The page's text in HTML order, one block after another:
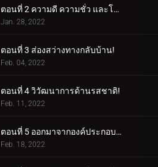
ตอนที่ 2 ความดี ความชั่ว และโชคดี!
Jan. 28, 2022
ตอนที่ 3 ส่องสว่างทางกลับบ้าน!
Feb. 04, 2022
ตอนที่ 4 วิวัฒนาการด้านรสชาติ!
Feb. 11, 2022
ตอนที่ 5 ออกมาจากองค์ประกอบของพวกเขา!
Feb. 18, 2022